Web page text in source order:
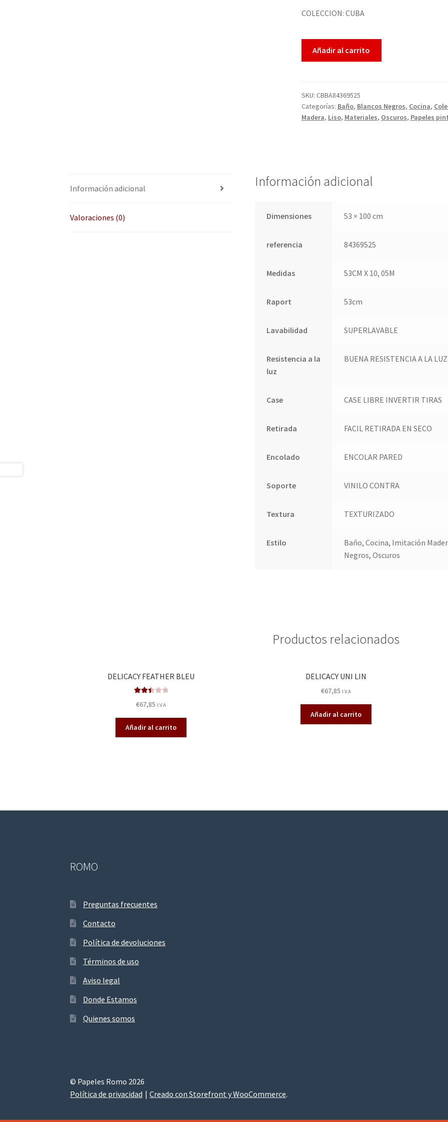
COLECCION: CUBA
Añadir al carrito
SKU: CBBA84369525
Categorías: Baño, Blancos Negros, Cocina,
Madera, Liso, Materiales, Oscuros, Papeles
Información adicional
Valoraciones (0)
Información adicional
Dimensiones 53 × 100 cm
referencia 84369525
Medidas 53CM X 10, 05M
Raport 53cm
Lavabilidad SUPERLAVABLE
Resistencia a la
luz
BUENA RESISTENCIA A LA LUZ
Case CASE LIBRE INVERTIR TIRAS
Retirada FACIL RETIRADA EN SECO
Encolado ENCOLAR PARED
Soporte VINILO CONTRA
Textura TEXTURIZADO
Estilo
Baño, Cocina, Imitación
Negros, Oscuros
Productos relacionados
DELICACY FEATHER BLEU
do en
2.47
de 5
€67,85 I.V.A
Añadir al carrito
DELICACY UNI LIN
€67,85 I.V.A
Añadir al carrito
ROMO
Preguntas frecuentes
Contacto
Política de devoluciones
Términos de uso
Aviso legal
Donde Estamos
Quienes somos
© Papeles Romo 2026
Política de privacidad
Creado con Storefront y WooCommerce.